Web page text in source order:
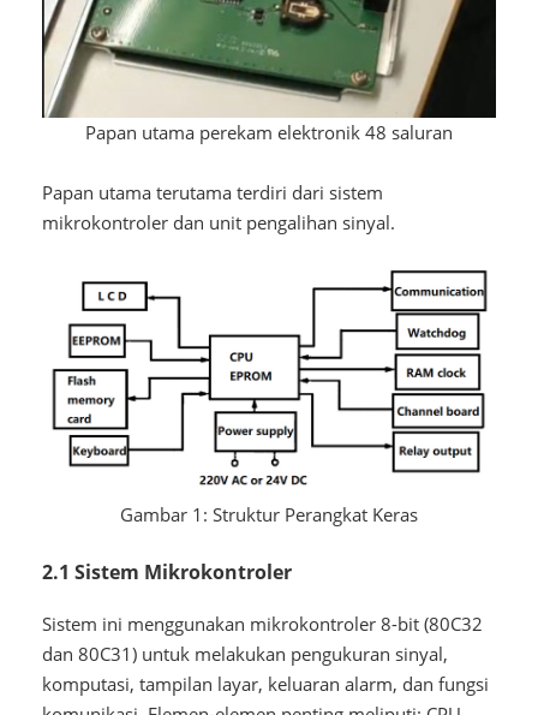
Papan utama perekam elektronik 48 saluran
Papan utama terutama terdiri dari sistem
mikrokontroler dan unit pengalihan sinyal.
Gambar 1: Struktur Perangkat Keras
2.1 Sistem Mikrokontroler
Sistem ini menggunakan mikrokontroler 8-bit (80C32
dan 80C31) untuk melakukan pengukuran sinyal,
komputasi, tampilan layar, keluaran alarm, dan fungsi